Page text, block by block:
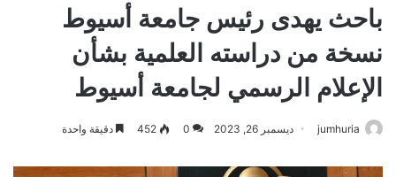
باحث يهدى رئيس جامعة أسيوط
نسخة من دراسته العلمية بشأن
الإعلام الرسمي لجامعة أسيوط
jumhuria ديسمبر 26, 2023 0
452 دقيقة واحدة